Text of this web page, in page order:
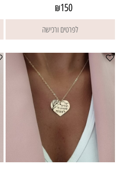
₪150
לפרטים ורכישה